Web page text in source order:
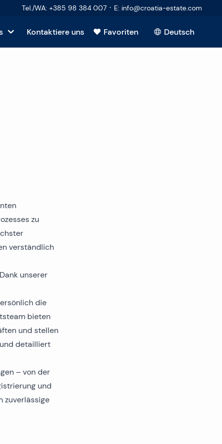
Tel./WA: +385 98 384 007 · E: info@croatia-estate.com
Kontaktiere uns Favoriten Deutsch
zu
verständlich
unserer
die
bieten
und stellen
detailliert
– von der
und
zuverlässige